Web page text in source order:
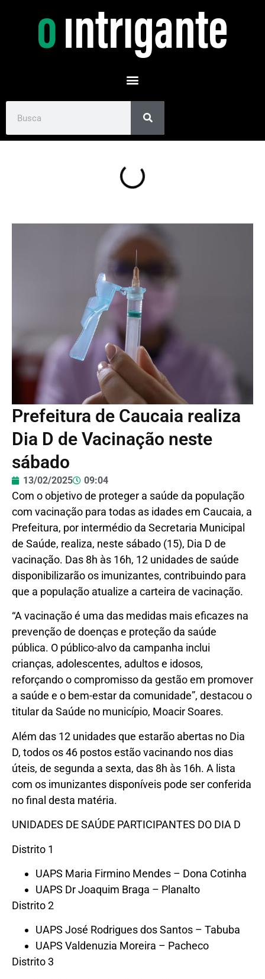
Prefeitura de Caucaia realiza
Dia D de Vacinação neste
sábado
13/02/2025 09:04
Com o objetivo de proteger a saúde da população
com vacinação para todas as idades em Caucaia, a
Prefeitura, por intermédio da Secretaria Municipal
de Saúde, realiza, neste sábado (15), Dia D de
vacinação. Das 8h às 16h, 12 unidades de saúde
disponibilizarão os imunizantes, contribuindo para
que a população atualize a carteira de vacinação.
“A vacinação é uma das medidas mais eficazes na
prevenção de doenças e proteção da saúde
pública. O público-alvo da campanha inclui
crianças, adolescentes, adultos e idosos,
reforçando o compromisso da gestão em promover
a saúde e o bem-estar da comunidade”, destacou o
titular da Saúde no município, Moacir Soares.
Além das 12 unidades que estarão abertas no Dia
D, todos os 46 postos estão vacinando nos dias
úteis, de segunda a sexta, das 8h às 16h. A lista
com os imunizantes disponíveis pode ser conferida
no final desta matéria.
UNIDADES DE SAÚDE PARTICIPANTES DO DIA D
Distrito 1
UAPS Maria Firmino Mendes – Dona Cotinha
UAPS Dr Joaquim Braga – Planalto
Distrito 2
UAPS José Rodrigues dos Santos – Tabuba
UAPS Valdenuzia Moreira – Pacheco
Distrito 3